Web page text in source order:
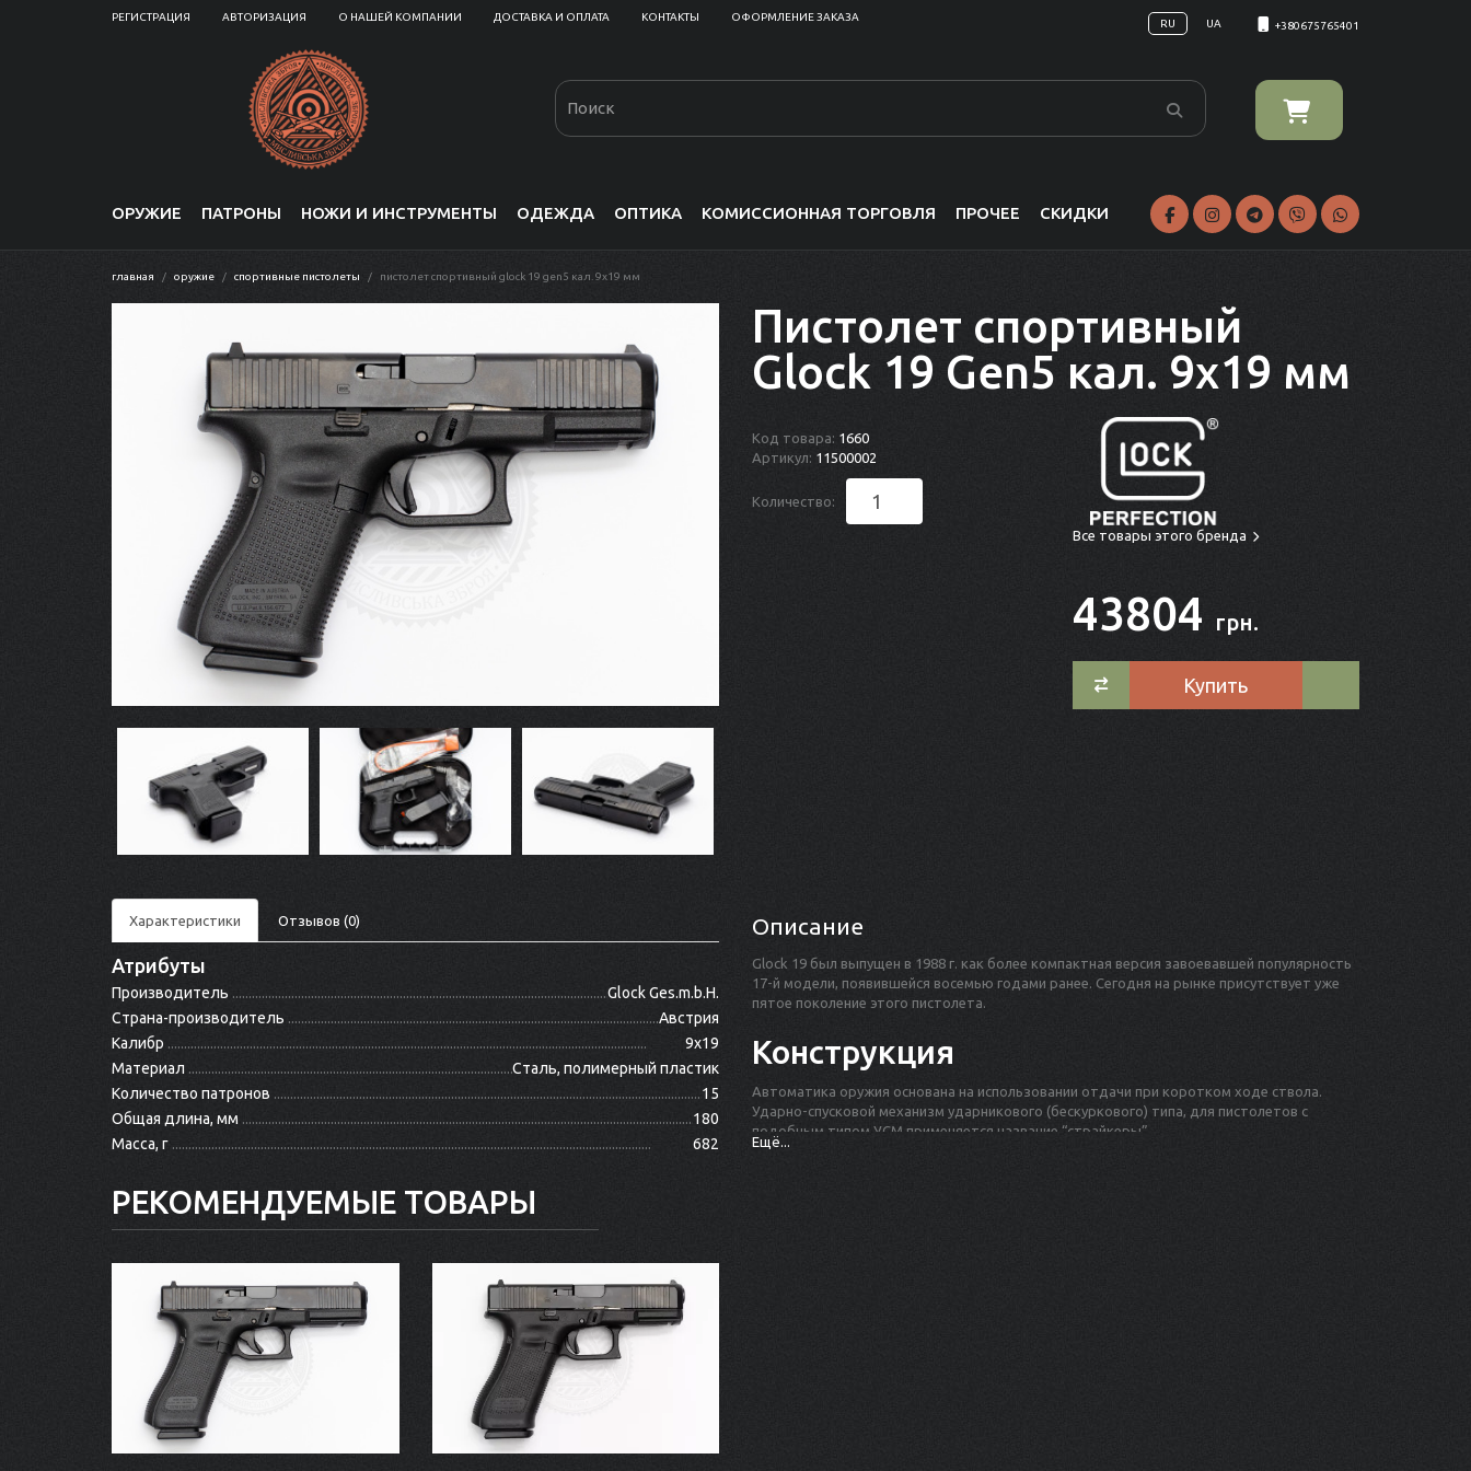
РЕГИСТРАЦИЯ АВТОРИЗАЦИЯ О НАШЕЙ КОМПАНИИ ДОСТАВКА И ОПЛАТА КОНТАКТЫ ОФОРМЛЕНИЕ ЗАКАЗА
RU UA +380675765401
ОРУЖИЕ ПАТРОНЫ НОЖИ И ИНСТРУМЕНТЫ ОДЕЖДА ОПТИКА КОМИССИОННАЯ ТОРГОВЛЯ ПРОЧЕЕ СКИДКИ
главная оружие спортивные пистолеты пистолет спортивный glock 19 gen5 кал. 9x19 мм
Пистолет спортивный
Glock 19 Gen5 кал. 9x19 мм
Код товара: 1660
Артикул: 11500002
Количество:
Все товары этого бренда
43804 грн.
Купить
Характеристики Отзывов (0)
Атрибуты
Производитель
Glock Ges.m.b.H.
Страна-производитель
Австрия
Калибр
9x19
Материал
Сталь, полимерный пластик
Количество патронов
15
Общая длина, мм
180
Масса, г
682
Описание
Glock 19 был выпущен в 1988 г. как более компактная версия завоевавшей популярность
17-й модели, появившейся восемью годами ранее. Сегодня на рынке присутствует уже
пятое поколение этого пистолета.
Конструкция
Автоматика оружия основана на использовании отдачи при коротком ходе ствола.
Ударно-спусковой механизм ударникового (бескуркового) типа, для пистолетов с
подобным типом УСМ применяется название “страйкеры”.
Ещё...
РЕКОМЕНДУЕМЫЕ ТОВАРЫ